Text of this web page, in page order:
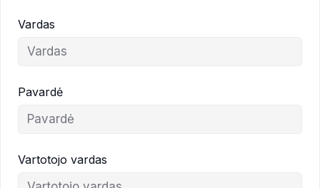
Vardas
Pavardė
Vartotojo vardas